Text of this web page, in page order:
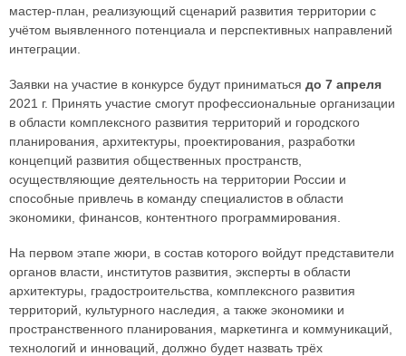
мастер-план, реализующий сценарий развития территории с
учётом выявленного потенциала и перспективных направлений
интеграции.
Заявки на участие в конкурсе будут приниматься до 7 апреля
2021 г. Принять участие смогут профессиональные организации
в области комплексного развития территорий и городского
планирования, архитектуры, проектирования, разработки
концепций развития общественных пространств,
осуществляющие деятельность на территории России и
способные привлечь в команду специалистов в области
экономики, финансов, контентного программирования.
На первом этапе жюри, в состав которого войдут представители
органов власти, институтов развития, эксперты в области
архитектуры, градостроительства, комплексного развития
территорий, культурного наследия, а также экономики и
пространственного планирования, маркетинга и коммуникаций,
технологий и инноваций, должно будет назвать трёх